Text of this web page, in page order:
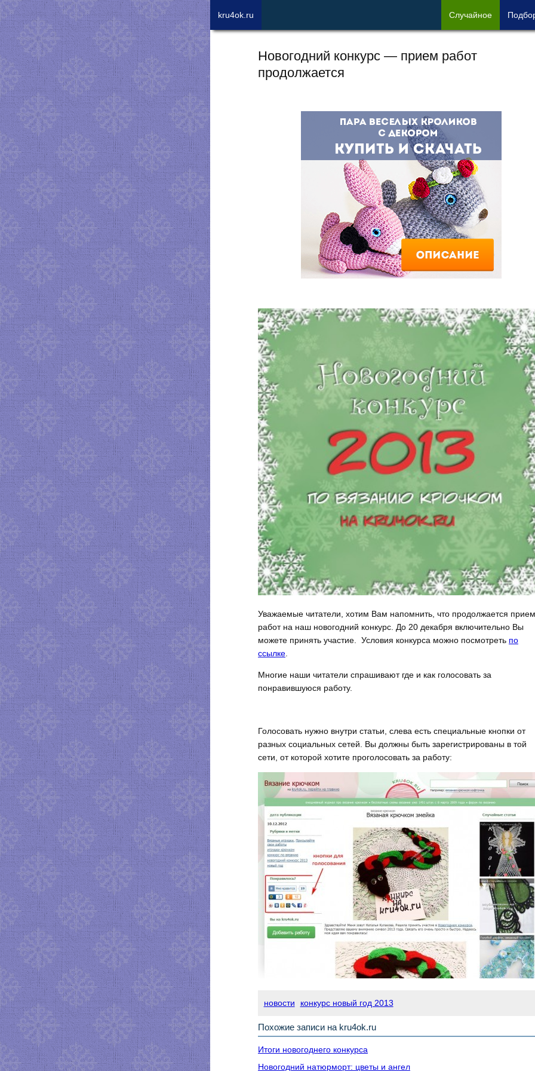
Новогодний конкурс — прием работ
продолжается
Уважаемые читатели, хотим Вам напомнить, что продолжается прием
работ на наш новогодний конкурс. До 20 декабря включительно Вы
можете принять участие. Условия конкурса можно посмотреть по
ссылке.
Многие наши читатели спрашивают где и как голосовать за
понравившуюся работу.
Голосовать нужно внутри статьи, слева есть специальные кнопки от
разных социальных сетей. Вы должны быть зарегистрированы в той
сети, от которой хотите проголосовать за работу:
новости конкурс новый год 2013
Похожие записи на kru4ok.ru
Итоги новогоднего конкурса
Новогодний натюрморт: цветы и ангел
kru4ok.ru Случайное Под